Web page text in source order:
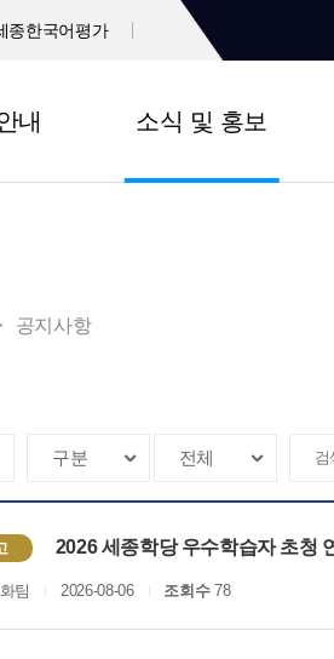
종한국어평가
내 소식 및 홍보
공지사항
2026 세종학당 우수학습자 초청
팀 2026-08-06 조회수78